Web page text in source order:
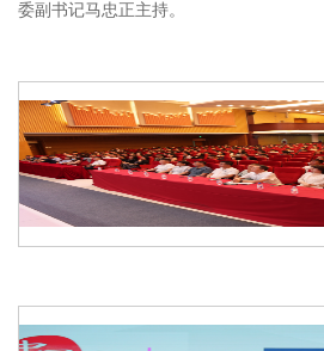
委副书记马忠正主持。